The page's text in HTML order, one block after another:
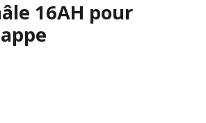
16AH pour